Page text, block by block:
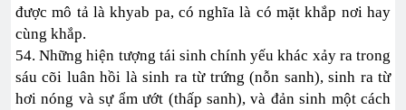
được mô tả là khyab pa, có nghĩa là có mặt khắp nơi hay
cùng khắp.
54. Những hiện tượng tái sinh chính yếu khác xảy ra trong
sáu cõi luân hồi là sinh ra từ trứng (nỗn sanh), sinh ra từ
hơi nóng và sự ẩm ướt (thấp sanh), và đản sinh một cách